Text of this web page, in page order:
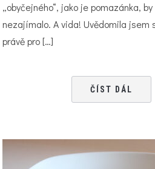
„obyčejného“, jako je pomazánka, by
nezajímalo. A vida! Uvědomila jsem
právě pro […]
ČÍST DÁL